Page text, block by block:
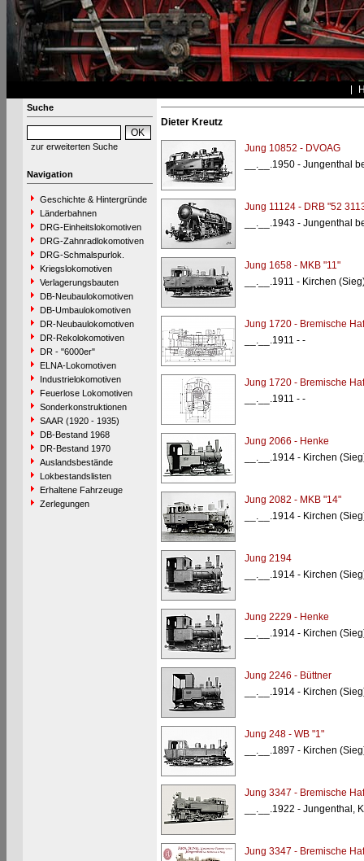
Suche
zur erweiterten Suche
Navigation
Geschichte & Hintergründe
Länderbahnen
DRG-Einheitslokomotiven
DRG-Zahnradlokomotiven
DRG-Schmalspurlok.
Kriegslokomotiven
Verlagerungsbauten
DB-Neubaulokomotiven
DB-Umbaulokomotiven
DR-Neubaulokomotiven
DR-Rekolokomotiven
DR - "6000er"
ELNA-Lokomotiven
Industrielokomotiven
Feuerlose Lokomotiven
Sonderkonstruktionen
SAAR (1920 - 1935)
DB-Bestand 1968
DR-Bestand 1970
Auslandsbestände
Lokbestandslisten
Erhaltene Fahrzeuge
Zerlegungen
Dieter Kreutz
Jung 10852 - DVOAG
__.__.1950 - Jungenthal
Jung 11124 - DRB "52
__.__.1943 - Jungenthal
Jung 1658 - MKB "11"
__.__.1911 - Kirchen
Jung 1720 - Bremische
__.__.1911 - -
Jung 1720 - Bremische
__.__.1911 - -
Jung 2066 - Henke
__.__.1914 - Kirchen
Jung 2082 - MKB "14"
__.__.1914 - Kirchen
Jung 2194
__.__.1914 - Kirchen
Jung 2229 - Henke
__.__.1914 - Kirchen
Jung 2246 - Büttner
__.__.1914 - Kirchen
Jung 248 - WB "1"
__.__.1897 - Kirchen
Jung 3347 - Bremische
__.__.1922 - Jungenthal,
Jung 3347 - Bremische